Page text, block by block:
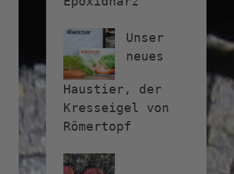
Unser
neues
Haustier, der
Kresseigel von
Römertopf